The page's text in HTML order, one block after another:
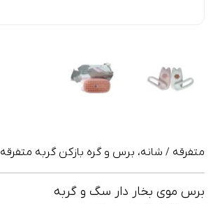
متفرقه / شانه، برس و گره بازکن گربه متفرقه
برس موی بخار دار سگ و گربه